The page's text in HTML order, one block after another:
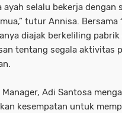
ayah selalu bekerja
tutur Annisa.
diajak berkeliling
tentang segala aktivitas
Manager, Adi Santosa
kesempatan untuk